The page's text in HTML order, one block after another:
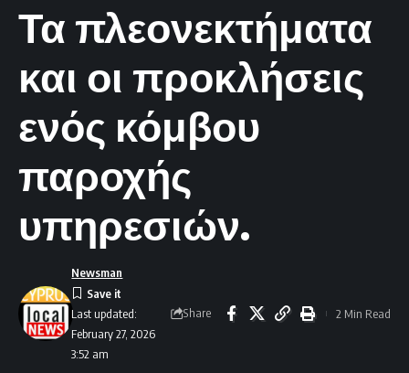
Τα πλεονεκτήματα
και οι προκλήσεις
ενός κόμβου
παροχής
υπηρεσιών.
Last updated:
February 27, 2026
3:52 am
Newsman
Share 2 Min Read